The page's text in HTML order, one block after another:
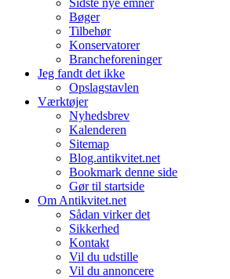
Sidste nye emner
Bøger
Tilbehør
Konservatorer
Brancheforeninger
Jeg fandt det ikke
Opslagstavlen
Værktøjer
Nyhedsbrev
Kalenderen
Sitemap
Blog.antikvitet.net
Bookmark denne side
Gør til startside
Om Antikvitet.net
Sådan virker det
Sikkerhed
Kontakt
Vil du udstille
Vil du annoncere